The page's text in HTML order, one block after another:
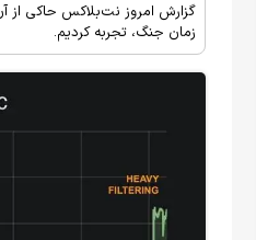
گزارش امروز نت‌بلاکس حاکی از
زمان جنگ، تجربه کردیم.